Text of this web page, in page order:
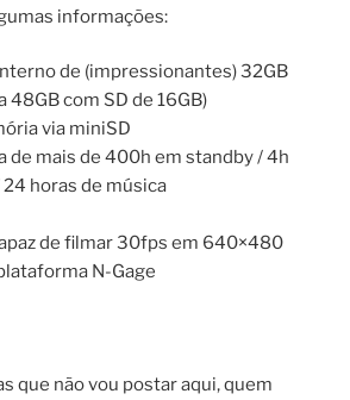
informações:
de (impressionantes) 32GB
48GB com SD de 16GB)
via miniSD
de mais de 400h em standby / 4h
horas de música
de filmar 30fps em 640×480
N-Gage
que não vou postar aqui, quem